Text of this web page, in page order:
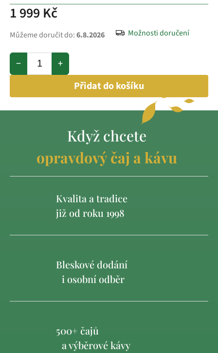
1 999 Kč
Můžeme doručit do:6.8.2026 Možnosti doručení
+
−
Přidat do košíku
Když chcete
opravdový čaj a kávu
Kvalita a tradice
již od roku 1998
Bleskové dodání
i osobní odběr
500+ čajů
a výběrové kávy